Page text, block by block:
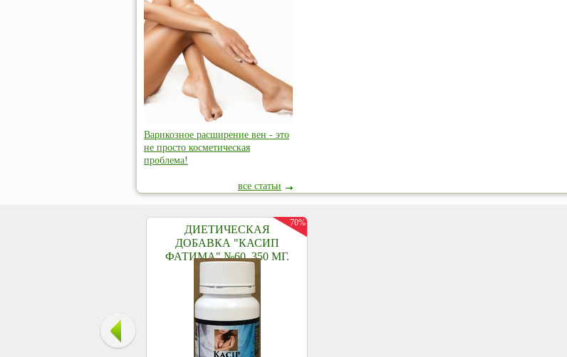
Варикозное расширение вен - это
не просто косметическая
проблема!
все статьи
ДИЕТИЧЕСКАЯ
ДОБАВКА "КАСИП
ФАТИМА" №60, 350 МГ.
70%